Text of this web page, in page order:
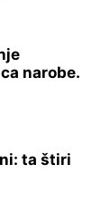
narobe.
ta štiri